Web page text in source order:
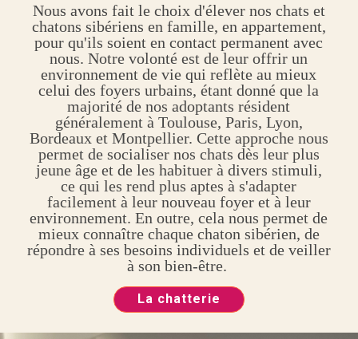
Nous avons fait le choix d'élever nos chats et
chatons sibériens en famille, en appartement,
pour qu'ils soient en contact permanent avec
nous. Notre volonté est de leur offrir un
environnement de vie qui reflète au mieux
celui des foyers urbains, étant donné que la
majorité de nos adoptants résident
généralement à Toulouse, Paris, Lyon,
Bordeaux et Montpellier. Cette approche nous
permet de socialiser nos chats dès leur plus
jeune âge et de les habituer à divers stimuli,
ce qui les rend plus aptes à s'adapter
facilement à leur nouveau foyer et à leur
environnement. En outre, cela nous permet de
mieux connaître chaque chaton sibérien, de
répondre à ses besoins individuels et de veiller
à son bien-être.
La chatterie